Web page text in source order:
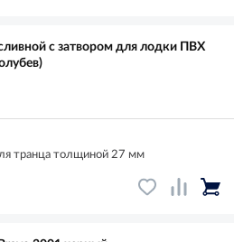
с затвором для лодки ПВХ
транца толщиной 27 мм